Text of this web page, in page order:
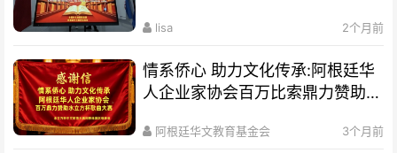
lisa 2个月前
情系侨心 助力文化传承:阿根廷华
人企业家协会百万比索鼎力赞助水
阿根廷华文教育基金会 3个月前